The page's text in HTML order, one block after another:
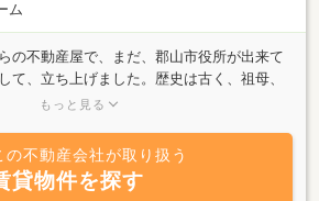
ム
の不動産屋で、まだ、郡山市役所が出来て
て、立ち上げました。歴史は古く、祖母、
山市内の古い不動産業界では、知らない人
との繋がりを大切に、誠心誠意、まごころ
いと思います。気軽にお声をかけてくださ
もっと見る
の不動産会社が取り扱う
貸物件を探す